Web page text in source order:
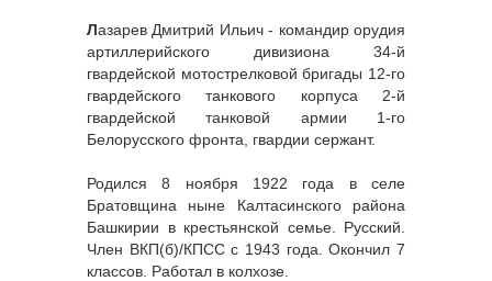
Лазарев Дмитрий Ильич - командир орудия
артиллерийского дивизиона 34-й
гвардейской мотострелковой бригады 12-го
гвардейского танкового корпуса 2-й
гвардейской танковой армии 1-го
Белорусского фронта, гвардии сержант.
Родился 8 ноября 1922 года в селе
Братовщина ныне Калтасинского района
Башкирии в крестьянской семье. Русский.
Член ВКП(б)/КПСС с 1943 года. Окончил 7
классов. Работал в колхозе.